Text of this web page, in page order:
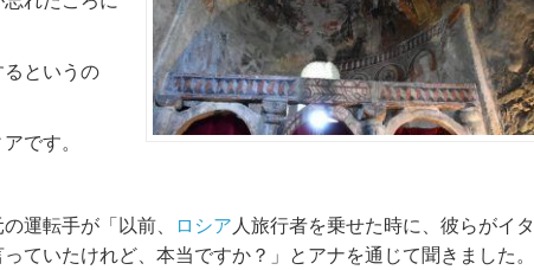
というの
です。
運転手が「以前、
ロシア人旅行者を乗せた時に、彼らがイタ
ていたけれど、本当ですか？」とアナを通じて聞きました。